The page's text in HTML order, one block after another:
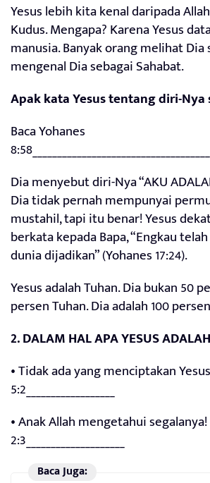
Yesus lebih kita kenal daripada
Kudus. Mengapa? Karena Yesus
manusia. Banyak orang melihat Dia
mengenal Dia sebagai Sahabat.
Apak kata Yesus tentang diri-Nya
Baca Yohanes
Dia menyebut diri-Nya “AKU
Dia tidak pernah mempunyai
mustahil, tapi itu benar! Yesus
berkata kepada Bapa, “Engkau
dunia dijadikan” (Yohanes 17:24).
Yesus adalah Tuhan. Dia bukan 50
persen Tuhan. Dia adalah 100
2. DALAM HAL APA YESUS
• Tidak ada yang menciptakan
5:2__________________
• Anak Allah mengetahui segalanya!
2:3____________________
Baca Juga: